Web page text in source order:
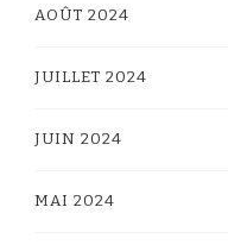
AOÛT 2024
JUILLET 2024
JUIN 2024
MAI 2024